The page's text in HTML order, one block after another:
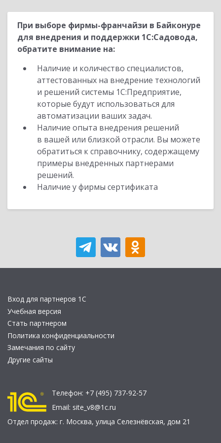
При выборе фирмы-франчайзи в Байконуре
для внедрения и поддержки 1С:Садовода,
обратите внимание на:
Наличие и количество специалистов,
аттестованных на внедрение технологий
и решений системы 1С:Предприятие,
которые будут использоваться для
автоматизации ваших задач.
Наличие опыта внедрения решений
в вашей или близкой отрасли. Вы можете
обратиться к справочнику, содержащему
примеры внедренных партнерами
решений.
Наличие у фирмы сертификата
Вход для партнеров 1С
Учебная версия
Стать партнером
Политика конфиденциальности
Замечания по сайту
Другие сайты
Телефон: +7 (495) 737-92-57
Email: site_v8@1c.ru
Отдел продаж: г. Москва, улица Селезнёвская, дом 21